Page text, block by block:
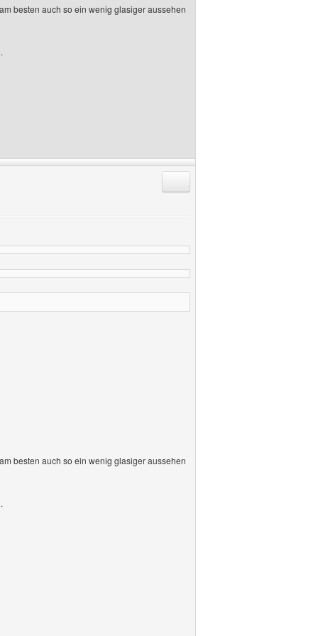
besten auch so ein wenig glasiger aussehen
besten auch so ein wenig glasiger aussehen